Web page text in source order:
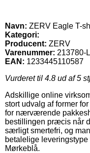
Navn: ZERV Eagle T-
Kategori:
Producent: ZERV
Varenummer: 213780-L
EAN: 1233445110587
Vurderet til 4.8 ud af 5
Adskillige online
stort udvalg af former
for nærværende
bestillingen præcis når
særligt smertefri, og
betalelige
Mørkeblå.